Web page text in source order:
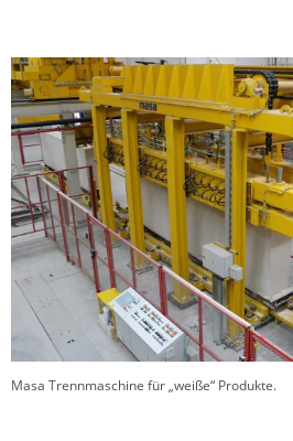
Masa Trennmaschine für „weiße“ Produkte.
Trennebene im getrennten Zustand.